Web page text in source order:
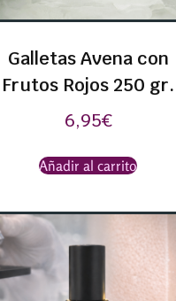
Galletas Avena con
Frutos Rojos 250 gr.
6,95€
Añadir al carrito